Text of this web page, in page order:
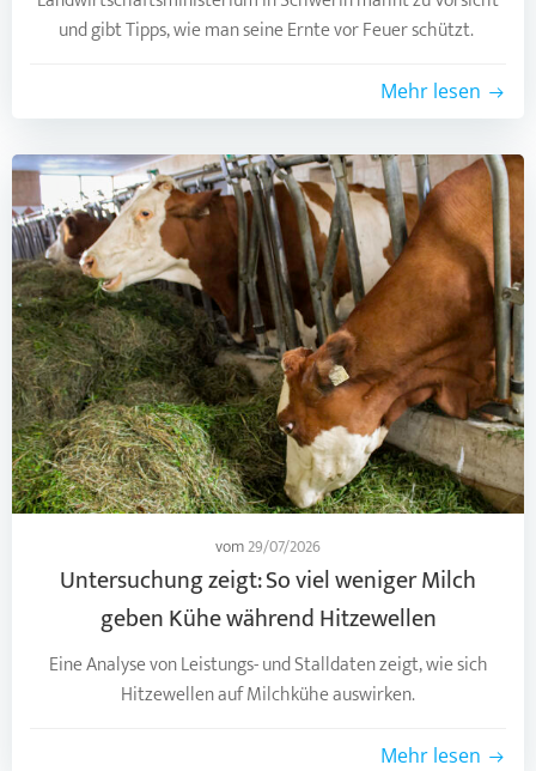
und gibt Tipps, wie man seine Ernte vor Feuer schützt.
Mehr lesen
vom29/07/2026
Untersuchung zeigt: So viel weniger Milch
geben Kühe während Hitzewellen
Eine Analyse von Leistungs- und Stalldaten zeigt, wie sich
Hitzewellen auf Milchkühe auswirken.
Mehr lesen